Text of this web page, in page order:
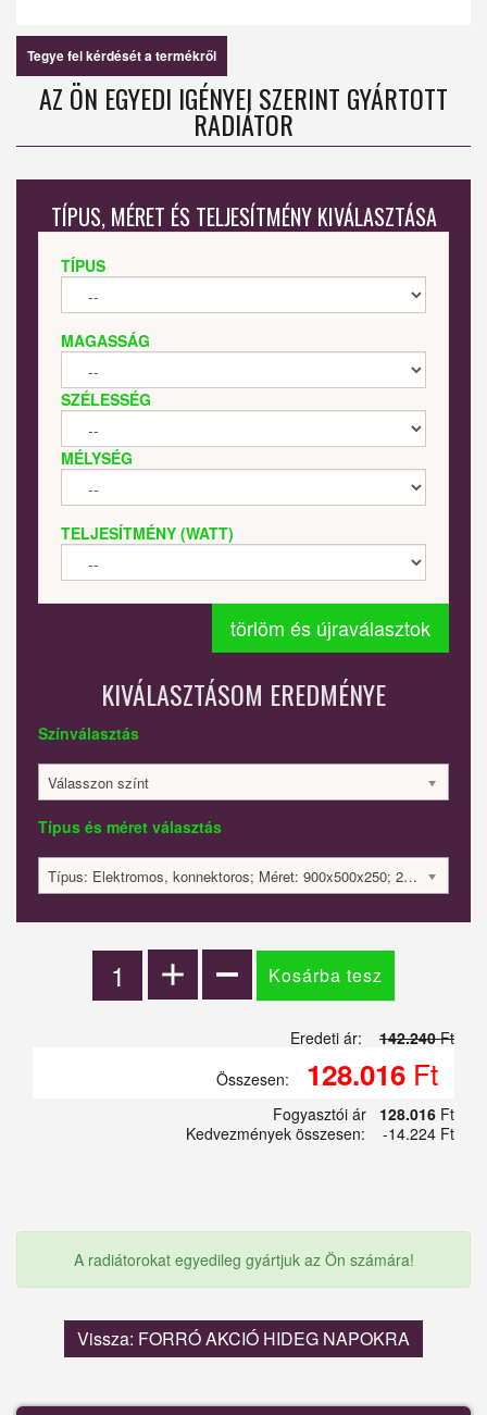
Tegye fel kérdését a termékről
AZ ÖN EGYEDI IGÉNYEI SZERINT GYÁRTOTT
RADIÁTOR
TÍPUS, MÉRET ÉS TELJESÍTMÉNY KIVÁLASZTÁSA
TÍPUS
MAGASSÁG
SZÉLESSÉG
MÉLYSÉG
TELJESÍTMÉNY (WATT)
törlöm és újraválasztok
KIVÁLASZTÁSOM EREDMÉNYE
Színválasztás
Válasszon színt
Típus és méret választás
Típus: Elektromos, konnektoros; Méret: 900x500x250; 200 Watt; 142240 Ft
Eredeti ár: 142.240Ft
Összesen:
128.016 Ft
Fogyasztói ár 128.016 Ft
Kedvezmények összesen:
-14.224 Ft
A radiátorokat egyedileg gyártjuk az Ön számára!
Vissza: FORRÓ AKCIÓ HIDEG NAPOKRA